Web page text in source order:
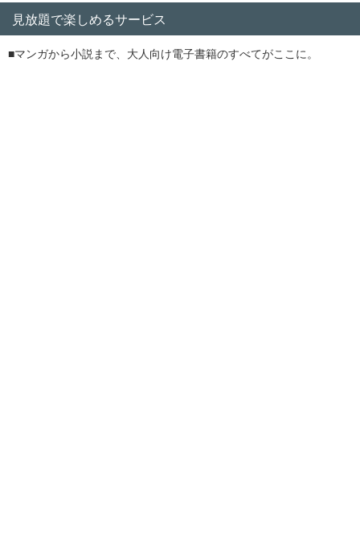
見放題で楽しめるサービス
■マンガから小説まで、大人向け電子書籍のすべてがここに。